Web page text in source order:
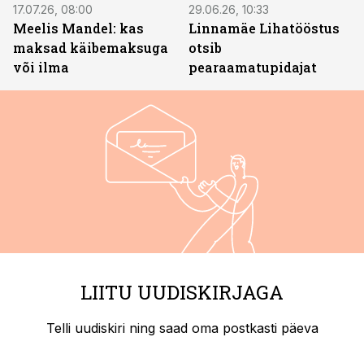
17.07.26, 08:00
Meelis Mandel: kas
maksad käibemaksuga
või ilma
29.06.26, 10:33
Linnamäe Lihatööstus
otsib
pearaamatupidajat
LIITU UUDISKIRJAGA
Telli uudiskiri ning saad oma postkasti päeva